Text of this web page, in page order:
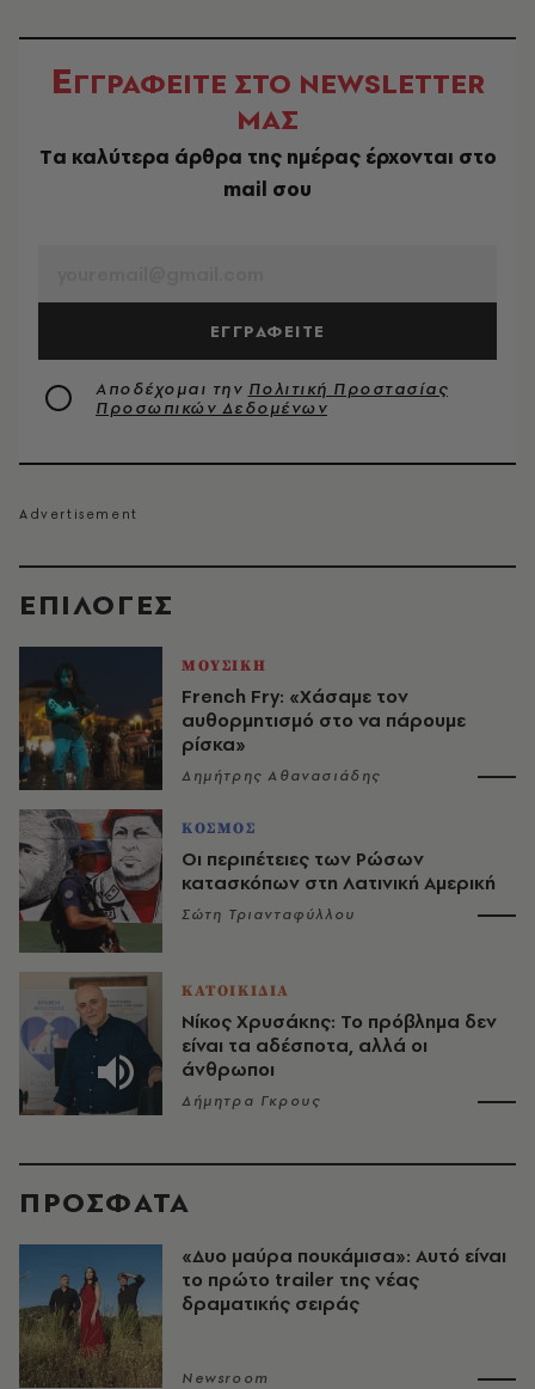
EΠΙΛΟΓΈΣ
ΜΟΥΣΙΚΗ
French Fry: «Χάσαμε τον
αυθορμητισμό στο να πάρουμε
ρίσκα»
Δημήτρης Αθανασιάδης
ΚΟΣΜΟΣ
Οι περιπέτειες των Ρώσων
κατασκόπων στη Λατινική Αμερική
Σώτη Τριανταφύλλου
ΚΑΤΟΙΚΙΔΙΑ
Νίκος Χρυσάκης: Το πρόβλημα δεν
είναι τα αδέσποτα, αλλά οι
άνθρωποι
Δήμητρα Γκρους
ΕΓΓΡΑΦΕΙΤΕ ΣΤΟ NEWSLETTER
ΜΑΣ
Tα καλύτερα άρθρα της ημέρας έρχονται στο
mail σου
ΕΓΓΡΑΦΕΙΤΕ
Αποδέχομαι την Πολιτική Προστασίας
Προσωπικών Δεδομένων
ΠΡΟΣΦΑΤΑ
«Δυο μαύρα πουκάμισα»: Αυτό είναι
το πρώτο trailer της νέας
δραματικής σειράς
Newsroom